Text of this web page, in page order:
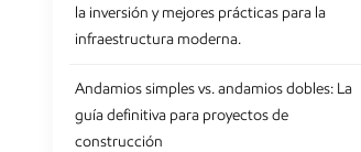
la inversión y mejores prácticas para la
infraestructura moderna.
Andamios simples vs. andamios dobles: La
guía definitiva para proyectos de
construcción